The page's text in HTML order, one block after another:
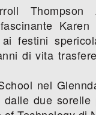
ai festini
di vita
nel
due sorelle